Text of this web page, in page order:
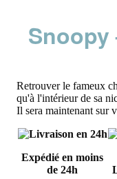
Snoopy
Retrouver le fameux
qu'à l'intérieur de sa
Il sera maintenant sur
Expédié en moins
de 24h